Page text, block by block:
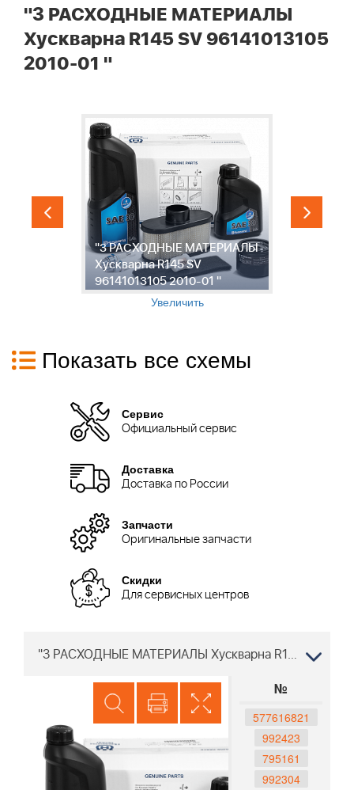
"3 РАСХОДНЫЕ МАТЕРИАЛЫ
Хускварна R145 SV 96141013105
2010-01 "
"3 РАСХОДНЫЕ МАТЕРИАЛЫ
Хускварна R145 SV
96141013105 2010-01 "
Увеличить
Показать все схемы
Сервис
Официальный сервис
Доставка
Доставка по России
Запчасти
Оригинальные запчасти
Скидки
Для сервисных центров
"3 РАСХОДНЫЕ МАТЕРИАЛЫ Хускварна R145 SV 96141013105 2010-01 "
№
577616821
992423
795161
992304